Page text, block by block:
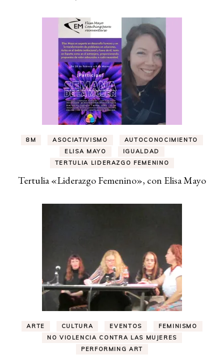
8M ASOCIATIVISMO
AUTOCONOCIMIENTO
ELISA MAYO
IGUALDAD
TERTULIA LIDERAZGO FEMENINO
Tertulia «Liderazgo Femenino», con Elisa Mayo
ARTE CULTURA EVENTOS
FEMINISMO
NO VIOLENCIA CONTRA LAS MUJERES
PERFORMING ART